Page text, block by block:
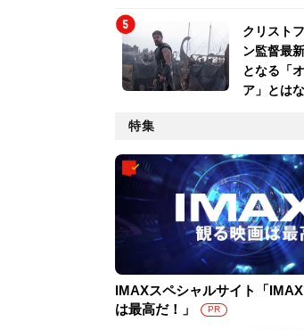
クリスト
ン監督最
となる「
ア」とは
特集
IMAXスペシャルサイト「
は最高だ！」
PR